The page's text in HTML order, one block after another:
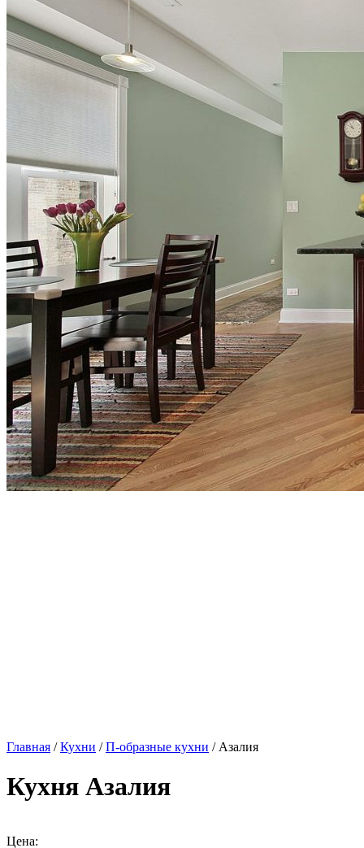
Главная /Кухни /П-образные кухни / Азалия
Кухня Азалия
Цена: